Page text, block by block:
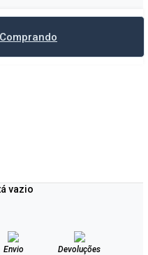
vazio
Envio
Devoluções